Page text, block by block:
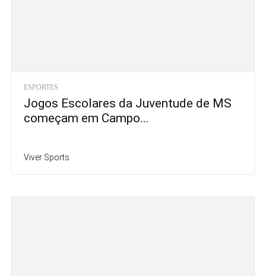
ESPORTES
Jogos Escolares da Juventude de MS
começam em Campo...
Viver Sports